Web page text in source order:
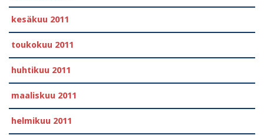
kesäkuu 2011
toukokuu 2011
huhtikuu 2011
maaliskuu 2011
helmikuu 2011